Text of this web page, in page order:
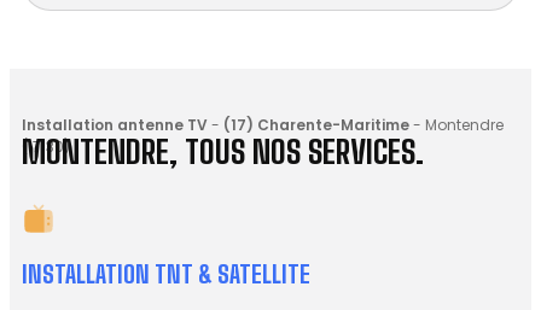
Installation antenne TV- (17) Charente-Maritime- Montendre
(17130)
MONTENDRE, TOUS NOS SERVICES.
INSTALLATION TNT & SATELLITE